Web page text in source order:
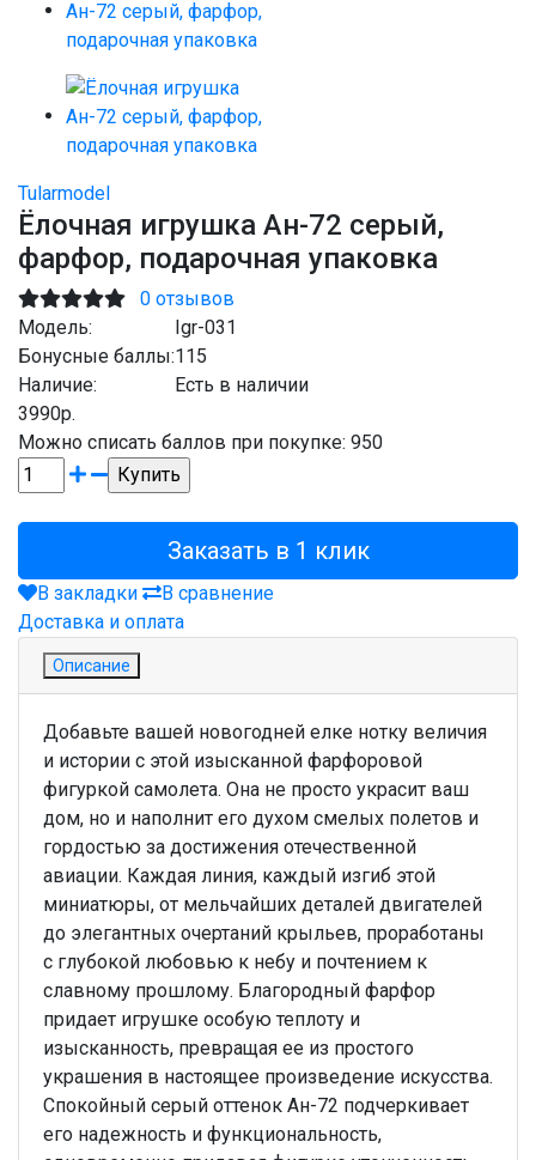
Tularmodel
Ёлочная игрушка Ан-72 серый,
фарфор, подарочная упаковка
0 отзывов
Модель:
Бонусные баллы:
Наличие:
Igr-031
115
Есть в наличии
3990р.
Можно списать баллов при покупке: 950
Заказать в 1 клик
В закладки
В сравнение
Доставка и оплата
Описание
Добавьте вашей новогодней елке нотку величия
и истории с этой изысканной фарфоровой
фигуркой самолета. Она не просто украсит ваш
дом, но и наполнит его духом смелых полетов и
гордостью за достижения отечественной
авиации. Каждая линия, каждый изгиб этой
миниатюры, от мельчайших деталей двигателей
до элегантных очертаний крыльев, проработаны
с глубокой любовью к небу и почтением к
славному прошлому. Благородный фарфор
придает игрушке особую теплоту и
изысканность, превращая ее из простого
украшения в настоящее произведение искусства.
Спокойный серый оттенок Ан-72 подчеркивает
его надежность и функциональность,